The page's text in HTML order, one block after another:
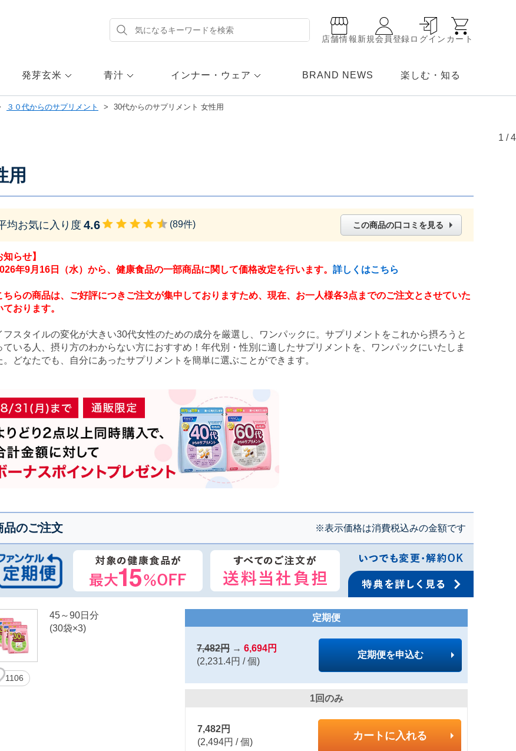
店舗情報新規会員登録ログイン カート
発芽玄米 青汁 インナー・ウェア BRAND NEWS 楽しむ・知る
３０代からのサプリメント 30代からのサプリメント 女性用
用
均お気に入り度 4.6 (89件) この商品の口コミを見る
知らせ】
年9月16日（水）から、健康食品の一部商品に関して価格改定を行います。 詳しくはこちら
らの商品は、ご好評につきご注文が集中しておりますため、現在、お一人様各3点までのご注文とさせていた
ております。
フスタイルの変化が大きい30代女性のための成分を厳選し、ワンパックに。サプリメントをこれから摂ろうと
ている人、摂り方のわからない方におすすめ！年代別・性別に適したサプリメントを、ワンパックにいたしま
。どなたでも、自分にあったサプリメントを簡単に選ぶことができます。
品のご注文 ※表示価格は消費税込みの金額です
45～90日分
(30袋×3)
1106
定期便
7,482円 → 6,694円
(2,231.4円 / 個)
定期便を申込む
1回のみ
7,482円
(2,494円 / 個)
カートに入れる
1 /4